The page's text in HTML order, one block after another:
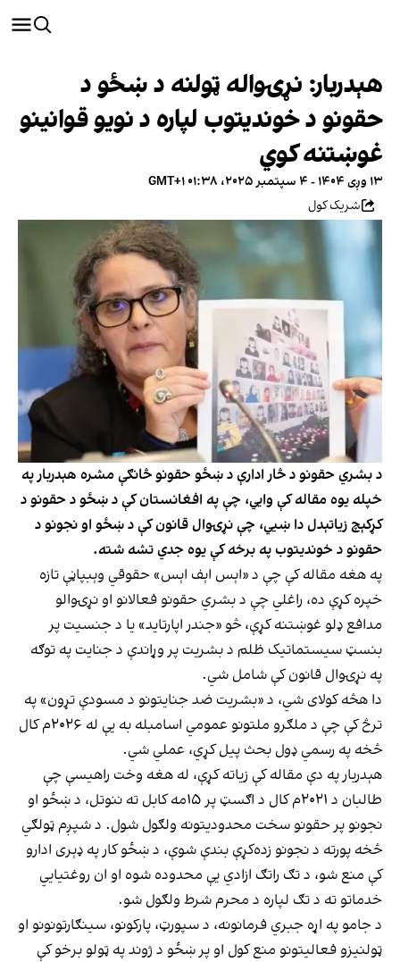
هېدربار: نړۍواله ټولنه د ښځو د
حقونو د خوندیتوب لپاره د نویو قوانینو
غوښتنه کوي
۱۳ وږی ۱۴۰۴ - ۴ سپتمبر ۲۰۲۵، ۰۱:۳۸ GMT+۱
شریک کول
د بشري حقونو د څار ادارې د ښځو حقونو څانګې مشره هېدربار په
خپله یوه مقاله کې وایي، چې په افغانستان کې د ښځو د حقونو د
کړکېچ زیاتېدل دا ښيي، چې نړۍوال قانون کې د ښځو او نجونو د
حقونو د خوندیتوب په برخه کې یوه جدي تشه شته.
په هغه مقاله کې چې د «اېس اېف اېس» حقوقي وېبپاڼې تازه
خپره کړې ده، راغلي چې د بشري حقونو فعالانو او نړۍوالو
مدافع ډلو غوښتنه کړې، څو «جندر اپارتاید» یا د جنسیت پر
بنسټ سیستماتیک ظلم د بشریت پر وړاندې د جنایت په توګه
په نړۍوال قانون کې شامل شي.
دا هڅه کولای شي، د «بشریت ضد جنایتونو د مسودې تړون» په
ترڅ کې چې د ملګرو ملتونو عمومي اسامبله به یې له ۲۰۲۶م کال
څخه په رسمي ډول بحث پیل کړي، عملي شي.
هېدربار په دې مقاله کې زیاته کړې، له هغه وخت راهیسې چې
طالبان د ۲۰۲۱م کال د اګسټ پر ۱۵مه کابل ته ننوتل، د ښځو او
نجونو پر حقونو سخت محدودیتونه ولګول شول. د شپږم ټولګي
څخه پورته د نجونو زده‌کړې بندې شوې، د ښځو کار په ډېری ادارو
کې منع شو، د تګ راتګ ازادي یې محدوده شوه او ان روغتیايي
خدماتو ته د تګ لپاره د محرم شرط ولګول شو.
د جامو په اړه جبري فرمانونه، د سپورټ، پارکونو، سینګارتونونو او
ټولنیزو فعالیتونو منع کول او پر ښځو د ژوند په ټولو برخو کې